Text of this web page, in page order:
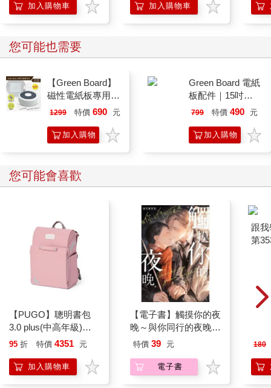
加入購物車 加入購物車
您可能也需要
【Green Board】
磁性電紙板專用 -
二合一圓形速擦激
專利設計
1299 特價 690 元
加入購物
Green Board 電紙
板配件｜15吋
ECO專用 三合一
板 替換筆 板擦
799 特價 490 元
加入購物
您可能會喜歡
【PUGO】聰明書包
3.0 plus(中高年級)藕
粉 全新進化玩美上市
95 折 特價 4351 元
加入購物車
【電子書】觸摸你的夜
晚～與你同行的夜晚～
(番外篇)
特價 39 元
電子書
跟
第
180